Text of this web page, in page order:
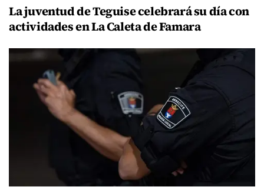
La juventud de Teguise celebrará su día con
actividades en La Caleta de Famara